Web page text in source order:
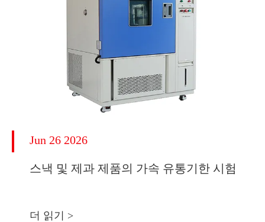
Jun 26 2026
스낵 및 제과 제품의 가속 유통기한 시험
더 읽기 >